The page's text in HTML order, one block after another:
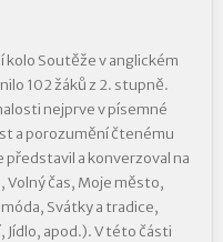
kolo Soutěže v anglickém
102 žáků z 2. stupně.
nejprve v písemné
a porozumění čtenému
a konverzoval na
Volný čas, Moje město,
Svátky a tradice,
Jídlo, apod.). V této části